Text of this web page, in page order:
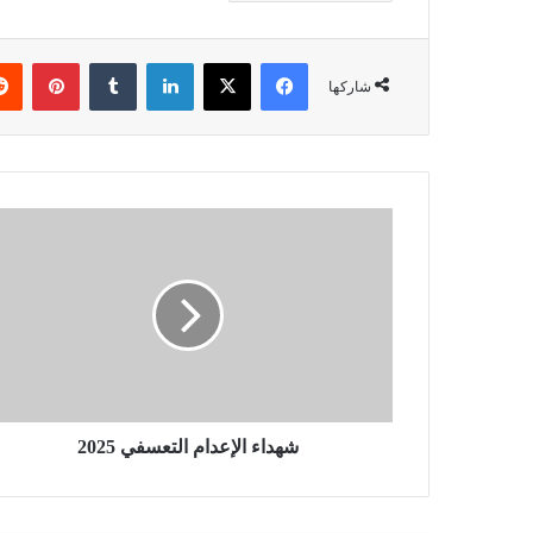
شاركها
فيسبوك X لينكدإن
شهداء الإعدام التعسفي 2025